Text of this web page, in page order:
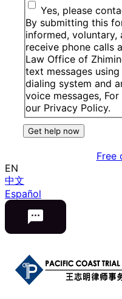
Yes, please
By submitting this
informed, voluntary,
receive phone calls
Law Office of
text messages
dialing system and
voice messages,
our Privacy Policy.
Get help now
Free
EN
中文
Español